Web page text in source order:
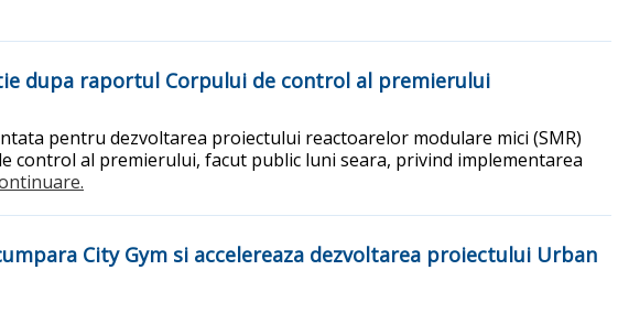
dupa raportul Corpului de control al premierului
pentru dezvoltarea proiectului reactoarelor modulare mici (SMR)
control al premierului, facut public luni seara, privind implementarea
City Gym si accelereaza dezvoltarea proiectului Urban